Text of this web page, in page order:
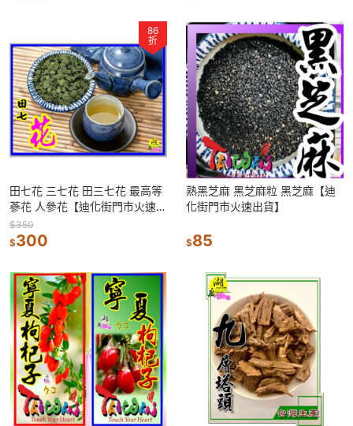
86
折
田七花 三七花 田三七花 最高等
蔘花 人參花【迪化街門市火速出
貨】
$350
$300
熟黑芝麻 黑芝麻粒 黑芝麻【迪
化街門市火速出貨】
$85